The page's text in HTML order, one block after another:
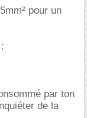
pour un
par ton
de la